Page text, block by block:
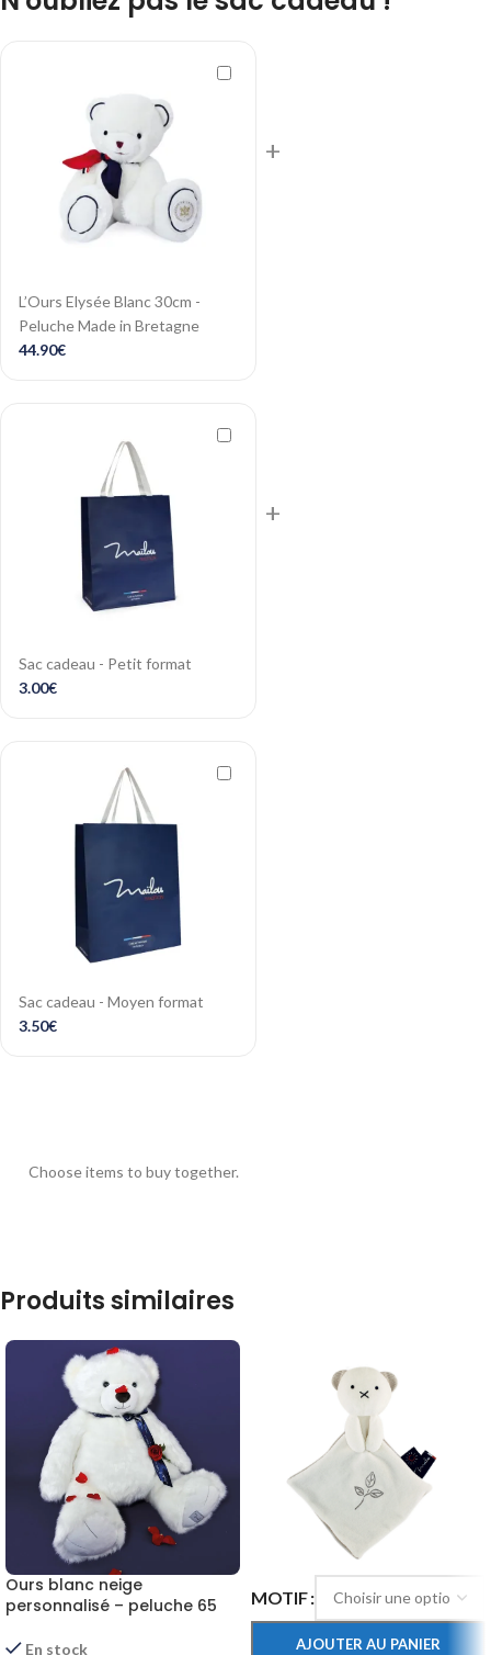
L’Ours Elysée Blanc 30cm -
Peluche Made in Bretagne
44.90€
+
Sac cadeau - Petit format
3.00€
+
Sac cadeau - Moyen format
3.50€
Choose items to buy together.
Produits similaires
Ours blanc neige
personnalisé – peluche 65
En stock
MOTIF
AJOUTER AU PANIER